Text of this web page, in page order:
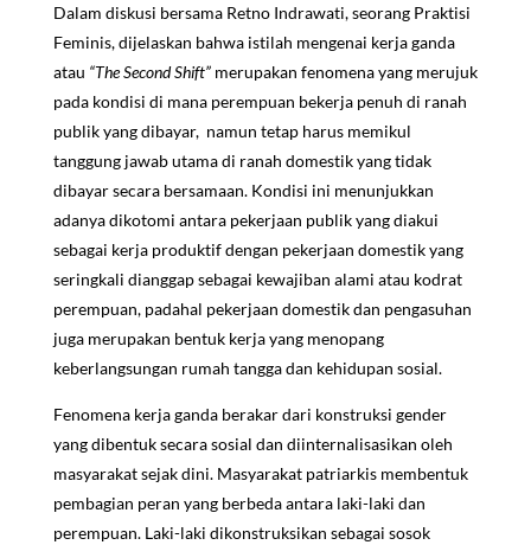
Dalam diskusi bersama Retno Indrawati, seorang Praktisi
Feminis, dijelaskan bahwa istilah mengenai kerja ganda
atau “The Second Shift”merupakan fenomena yang merujuk
pada kondisi di mana perempuan bekerja penuh di ranah
publik yang dibayar, namun tetap harus memikul
tanggung jawab utama di ranah domestik yang tidak
dibayar secara bersamaan. Kondisi ini menunjukkan
adanya dikotomi antara pekerjaan publik yang diakui
sebagai kerja produktif dengan pekerjaan domestik yang
seringkali dianggap sebagai kewajiban alami atau kodrat
perempuan, padahal pekerjaan domestik dan pengasuhan
juga merupakan bentuk kerja yang menopang
keberlangsungan rumah tangga dan kehidupan sosial.
Fenomena kerja ganda berakar dari konstruksi gender
yang dibentuk secara sosial dan diinternalisasikan oleh
masyarakat sejak dini. Masyarakat patriarkis membentuk
pembagian peran yang berbeda antara laki-laki dan
perempuan. Laki-laki dikonstruksikan sebagai sosok